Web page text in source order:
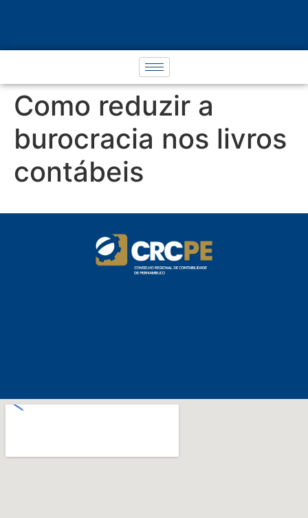
Como reduzir a
burocracia nos livros
contábeis